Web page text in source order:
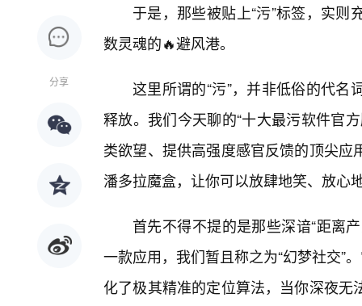
分享
于是，那些被贴上“污”标签，实
数灵魂的🔥避风港。
这里所谓的“污”，并非低俗的代
释放。我们今天聊的“十大最污软件官
类欲望、提供高强度感官反馈的顶尖
潘多拉魔盒，让你可以放肆地笑、放心
首先不得不提的是那些深谙“距离
一款应用，我们暂且称之为“幻梦社交”
化了极其精准的定位算法，当你深夜